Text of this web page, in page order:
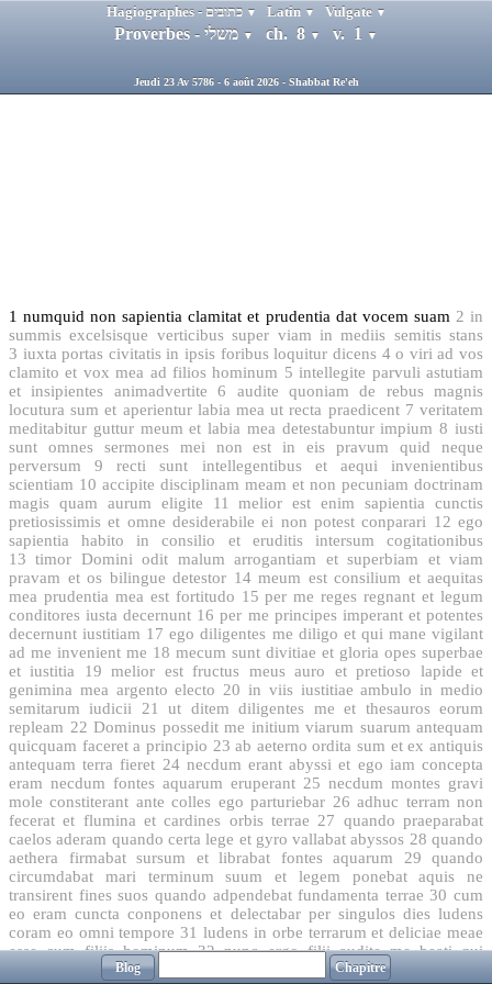
Hagiographes - כתובים ▼ Latin ▼ Vulgate ▼
▼ ch. 8 ▼ v. 1 ▼
Jeudi 23 Av 5786 - 6 août 2026 - Shabbat Re'eh
1 numquid non sapientia clamitat et prudentia dat vocem suam 2 in
summis excelsisque verticibus super viam in mediis semitis stans
3 iuxta portas civitatis in ipsis foribus loquitur dicens 4 o viri ad vos
clamito et vox mea ad filios hominum 5 intellegite parvuli astutiam
et insipientes animadvertite
6
audite quoniam de rebus magnis
locutura sum et aperientur labia mea ut recta praedicent 7 veritatem
meditabitur guttur meum et labia mea detestabuntur impium 8 iusti
sunt omnes sermones mei non est in eis pravum quid neque
perversum
9
recti sunt intellegentibus et aequi invenientibus
scientiam 10 accipite disciplinam meam et non pecuniam doctrinam
magis quam aurum eligite
11
melior est enim sapientia cunctis
pretiosissimis et omne desiderabile ei non potest conparari 12 ego
sapientia habito in consilio et eruditis intersum cogitationibus
13 timor Domini odit malum arrogantiam et superbiam et viam
pravam et os bilingue detestor 14 meum est consilium et aequitas
mea prudentia mea est fortitudo 15 per me reges regnant et legum
conditores iusta decernunt 16 per me principes imperant et potentes
decernunt iustitiam 17 ego diligentes me diligo et qui mane vigilant
ad me invenient me 18 mecum sunt divitiae et gloria opes superbae
et iustitia
19 melior est fructus meus auro et pretioso lapide et
genimina mea argento electo 20 in viis iustitiae ambulo in medio
semitarum iudicii
21
ut ditem diligentes me et thesauros eorum
repleam 22 Dominus possedit me initium viarum suarum antequam
quicquam faceret a principio 23 ab aeterno ordita sum et ex antiquis
antequam terra fieret 24 necdum erant abyssi et ego iam concepta
eram necdum fontes aquarum eruperant 25 necdum montes gravi
mole constiterant ante colles ego parturiebar 26 adhuc terram non
fecerat et flumina et cardines orbis terrae 27 quando praeparabat
caelos aderam quando certa lege et gyro vallabat abyssos 28 quando
aethera firmabat sursum et librabat fontes aquarum
29
quando
circumdabat mari terminum suum et legem ponebat aquis ne
transirent fines suos quando adpendebat fundamenta terrae 30 cum
eo eram cuncta conponens et delectabar per singulos dies ludens
coram eo omni tempore 31 ludens in orbe terrarum et deliciae meae
esse cum filiis hominum 32 nunc ergo filii audite me beati qui
custodiunt vias meas
audite disciplinam et estote sapientes et
Blog Chapitre